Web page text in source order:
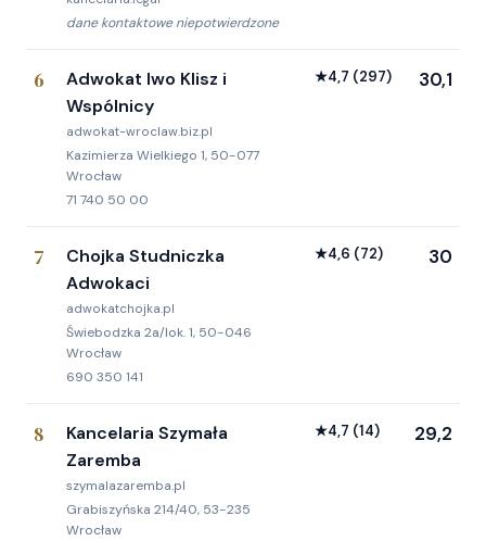
dane kontaktowe niepotwierdzone
6
Adwokat Iwo Klisz i
Wspólnicy
adwokat-wroclaw.biz.pl
Kazimierza Wielkiego 1, 50-077
Wrocław
71 740 50 00
★4,7 (297) 30,1
7
Chojka Studniczka
Adwokaci
adwokatchojka.pl
Świebodzka 2a/lok. 1, 50-046
Wrocław
690 350 141
★4,6 (72) 30
8
Kancelaria Szymała
Zaremba
szymalazaremba.pl
Grabiszyńska 214/40, 53-235
Wrocław
★4,7 (14) 29,2